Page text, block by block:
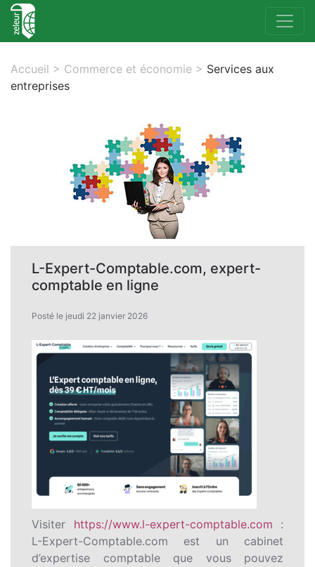
Accueil > Commerce et économie > Services aux
entreprises
L-Expert-Comptable.com, expert-
comptable en ligne
Posté le jeudi 22 janvier 2026
Visiter https://www.l-expert-comptable.com :
L-Expert-Comptable.com est un cabinet
d’expertise comptable que vous pouvez